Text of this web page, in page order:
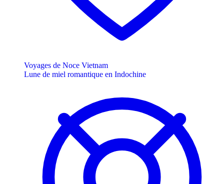
Voyages de Noce Vietnam
Lune de miel romantique en Indochine